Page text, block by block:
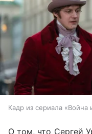
Кадр из сериала «Война
О том, что Сергей